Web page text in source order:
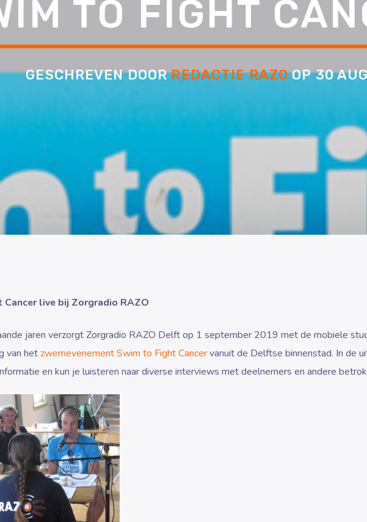
TO FIGHT
GESCHREVEN DOORREDACTIE RAZOOP 30
live bij Zorgradio RAZO
jaren verzorgt Zorgradio RAZO Delft op 1 september 2019 met de mobiele
van hetzwemevenement Swim to Fight Cancervanuit de Delftse binnenstad. In de
en kun je luisteren naar diverse interviews met deelnemers en andere